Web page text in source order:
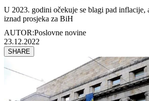
U 2023. godini očekuje se blagi pad inflacije,
iznad prosjeka za BiH
AUTOR:Poslovne novine
23.12.2022
SHARE